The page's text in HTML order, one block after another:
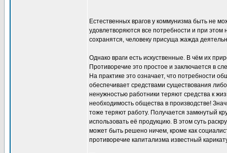
Естественных врагов у коммунизма быть не
удовлетворяются все потребности и при
сохранятся, человеку присуща жажда
Однако враги есть искуственные. В чём их
Противоречие это простое и заключается в
На практике это означает, что потребности
обеспечивает средствами существования
ненужностью работники теряют средства к
необходимость общества в производстве!
тоже теряют работу. Получается замкнутый
использовать её продукцию. В этом суть
может быть решено ничем, кроме как
противоречие капитализма известный